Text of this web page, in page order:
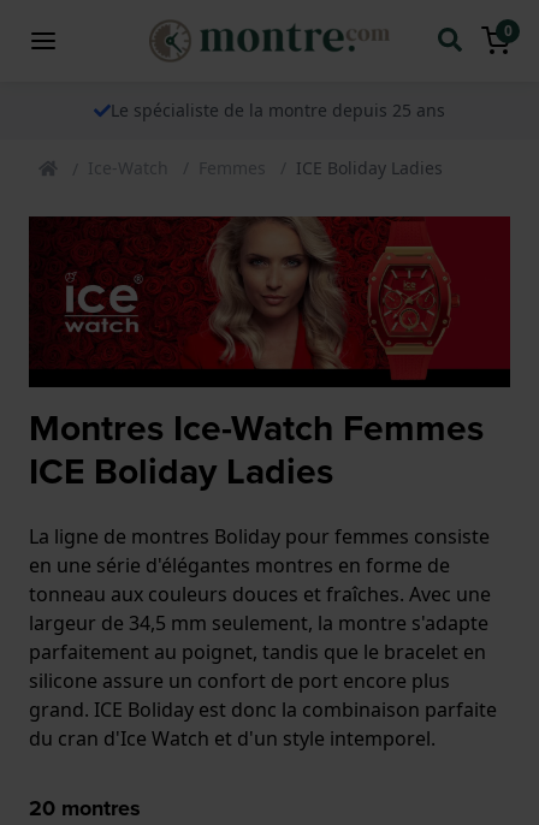
0
Le spécialiste de la montre depuis 25 ans
Ice-Watch Femmes ICE Boliday Ladies
Montres Ice-Watch Femmes
ICE Boliday Ladies
La ligne de montres Boliday pour femmes consiste
en une série d'élégantes montres en forme de
tonneau aux couleurs douces et fraîches. Avec une
largeur de 34,5 mm seulement, la montre s'adapte
parfaitement au poignet, tandis que le bracelet en
silicone assure un confort de port encore plus
grand. ICE Boliday est donc la combinaison parfaite
du cran d'Ice Watch et d'un style intemporel.
20 montres